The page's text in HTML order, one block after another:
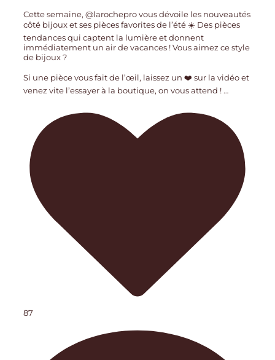
Cette semaine, @larochepro vous dévoile les nouveautés
côté bijoux et ses pièces favorites de l’été ☀️ Des pièces
tendances qui captent la lumière et donnent
immédiatement un air de vacances ! Vous aimez ce style
de bijoux ?
Si une pièce vous fait de l’œil, laissez un ❤️ sur la vidéo et
venez vite l’essayer à la boutique, on vous attend ! …
87